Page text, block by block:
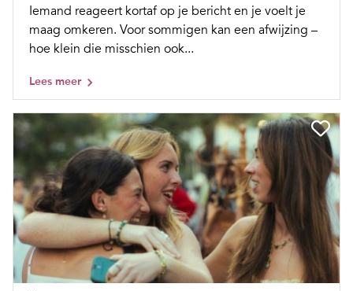
Iemand reageert kortaf op je bericht en je voelt je
maag omkeren. Voor sommigen kan een afwijzing –
hoe klein die misschien ook...
Lees meer